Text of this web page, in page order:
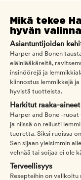
Mikä tekee
hyvän
Asiantuntijoiden
Harper and Bonen
eläinlääkäreitä,
insinöörejä ja
kiinnostus lemmikkejä
hyvistä tuotteista.
Harkitut raaka-aineet
Harper and Bone -
ja niissä on reilusti
tuoretta. Siksi ruoissa
Sen sijaan yleisimmin
vehnää tai soijaa ei ole
Terveellisyys
Resepteihin on